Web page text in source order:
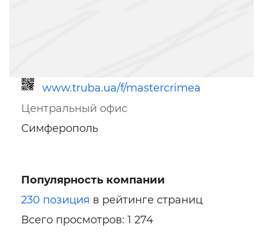
www.truba.ua/f/mastercrimea
Ссылка для мобильных устройств
Центральный офис
Симферополь
Популярность компании
230 позиция в рейтинге страниц
Всего просмотров: 1 274